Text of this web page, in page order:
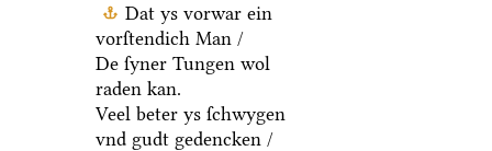
Dat ys vorwar ein
vorſtendich Man /
De ſyner Tungen wol
raden kan.
Veel beter ys ſchwygen
vnd gudt gedencken /